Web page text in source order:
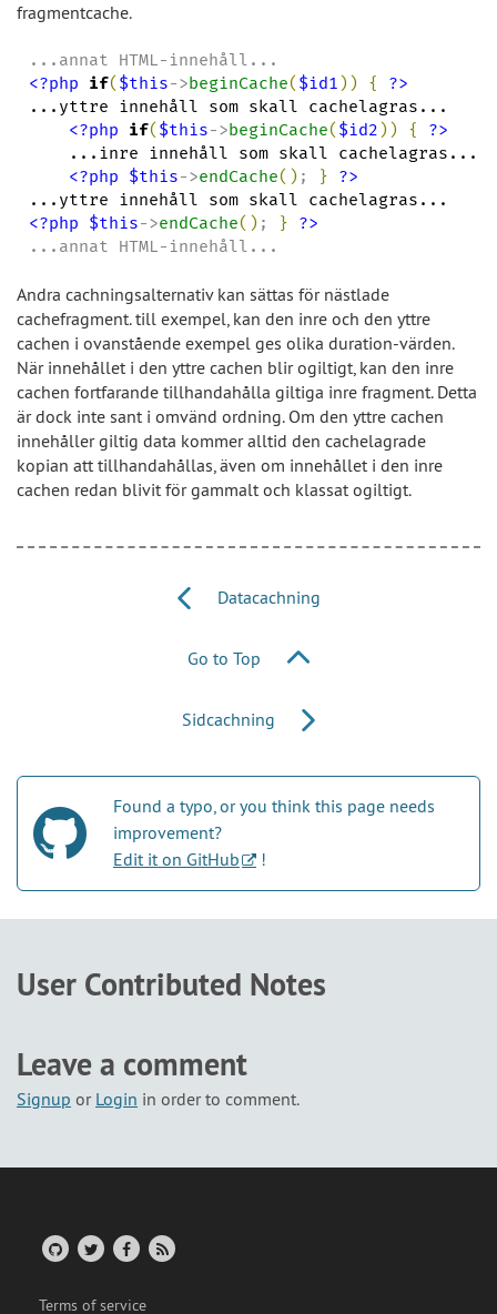
fragmentcache.
<?php
if($this->beginCache($id1 )) {
?>
...yttre innehåll som skall cachelagras...
<?php
if($this->beginCache($id2)) {
?>
    ...inre innehåll som skall cachelagras...
<?php
$this->endCache( ) ; }
?>
<?php
$this->endCache( ) ; }
?>
...annat HTML-innehåll...
Andra cachningsalternativ kan sättas för nästlade
cachefragment. till exempel, kan den inre och den yttre
cachen i ovanstående exempel ges olika duration-värden.
När innehållet i den yttre cachen blir ogiltigt, kan den inre
cachen fortfarande tillhandahålla giltiga inre fragment. Detta
är dock inte sant i omvänd ordning. Om den yttre cachen
innehåller giltig data kommer alltid den cachelagrade
kopian att tillhandahållas, även om innehållet i den inre
cachen redan blivit för gammalt och klassat ogiltigt.
Datacachning
Go to Top
Sidcachning
Found a typo, or you think this page needs
improvement?
Edit it on GitHub
!
User Contributed Notes
Leave a comment
Signup or Login in order to comment.
Terms of service